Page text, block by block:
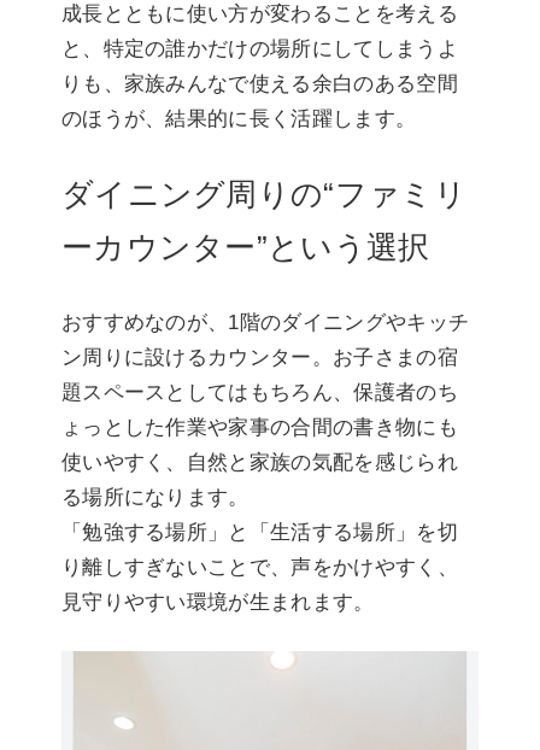
成長とともに使い方が変わることを考える
と、特定の誰かだけの場所にしてしまうよ
りも、家族みんなで使える余白のある空間
のほうが、結果的に長く活躍します。
ダイニング周りの“ファミリ
ーカウンター”という選択
おすすめなのが、1階のダイニングやキッチ
ン周りに設けるカウンター。お子さまの宿
題スペースとしてはもちろん、保護者のち
ょっとした作業や家事の合間の書き物にも
使いやすく、自然と家族の気配を感じられ
る場所になります。
「勉強する場所」と「生活する場所」を切
り離しすぎないことで、声をかけやすく、
見守りやすい環境が生まれます。